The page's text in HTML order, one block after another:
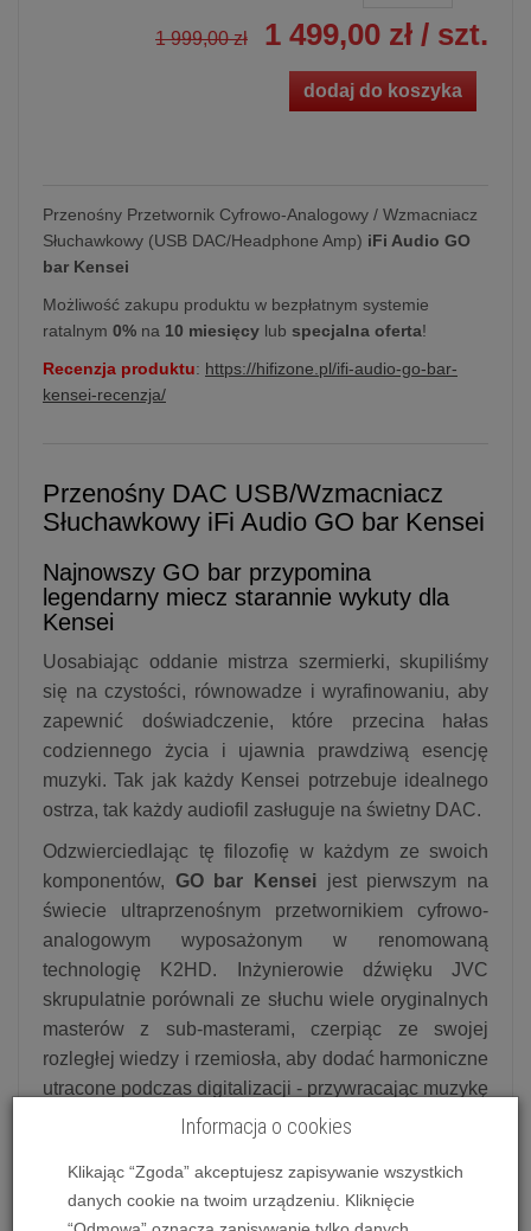
1 999,00 zł 1 499,00 zł / szt.
dodaj do koszyka
Przenośny Przetwornik Cyfrowo-Analogowy / Wzmacniacz
Słuchawkowy (USB DAC/Headphone Amp) iFi Audio GO
bar Kensei
Możliwość zakupu produktu w bezpłatnym systemie
ratalnym 0% na 10 miesięcy lub specjalna oferta!
Recenzja produktu: https://hifizone.pl/ifi-audio-go-bar-
kensei-recenzja/
Przenośny DAC USB/Wzmacniacz
Słuchawkowy iFi Audio GO bar Kensei
Najnowszy GO bar przypomina
legendarny miecz starannie wykuty dla
Kensei
Uosabiając oddanie mistrza szermierki, skupiliśmy
się na czystości, równowadze i wyrafinowaniu, aby
zapewnić doświadczenie, które przecina hałas
codziennego życia i ujawnia prawdziwą esencję
muzyki. Tak jak każdy Kensei potrzebuje idealnego
ostrza, tak każdy audiofil zasługuje na świetny DAC.
Odzwierciedlając tę filozofię w każdym ze swoich
komponentów, GO bar Kensei jest pierwszym na
świecie ultraprzenośnym przetwornikiem cyfrowo-
analogowym wyposażonym w renomowaną
technologię K2HD. Inżynierowie dźwięku JVC
skrupulatnie porównali ze słuchu wiele oryginalnych
masterów z sub-masterami, czerpiąc ze swojej
rozległej wiedzy i rzemiosła, aby dodać harmoniczne
utracone podczas digitalizacji - przywracając muzykę
blisko do oryginalnego wzorca.
do doskonałości dostarczamy GO bar, który jest
naprawdę godny Kensei.
Informacja o cookies
Klikając “Zgoda” akceptujesz zapisywanie wszystkich
danych cookie na twoim urządzeniu. Kliknięcie